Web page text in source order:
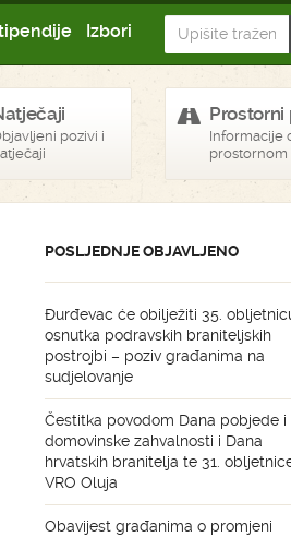
Izbori
pozivi i
Prostorni
Informacije
prostornom
POSLJEDNJE OBJAVLJENO
Đurđevac će obilježiti 35.
osnutka podravskih braniteljskih
postrojbi – poziv građanima na
sudjelovanje
Čestitka povodom Dana pobjede i
domovinske zahvalnosti i Dana
hrvatskih branitelja te 31.
VRO Oluja
Obavijest građanima o promjeni